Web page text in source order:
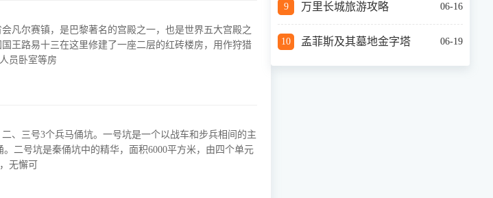
凡尔赛镇，是巴黎著名的宫殿之一，也是世界五大宫殿之
员卧室等房
、三号3个兵马俑坑。一号坑是一个以战车和步兵相间的主
二号坑是秦俑坑中的精华，面积6000平方米，由四个单元
无懈可
万里长城旅游攻略 06-16
孟菲斯及其墓地金字塔 06-19